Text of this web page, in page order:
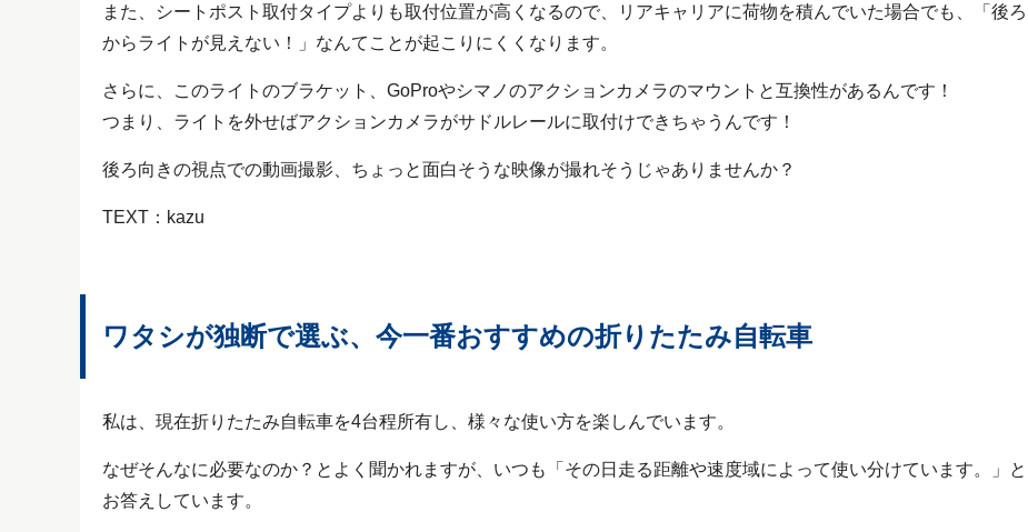
また、シートポスト取付タイプよりも取付位置が高くなるので、リアキャリアに荷物を積んでいた場合でも、「後ろ
からライトが見えない！」なんてことが起こりにくくなります。
さらに、このライトのブラケット、GoProやシマノのアクションカメラのマウントと互換性があるんです！
つまり、ライトを外せばアクションカメラがサドルレールに取付けできちゃうんです！
後ろ向きの視点での動画撮影、ちょっと面白そうな映像が撮れそうじゃありませんか？
TEXT：kazu
ワタシが独断で選ぶ、今一番おすすめの折りたたみ自転車
私は、現在折りたたみ自転車を4台程所有し、様々な使い方を楽しんでいます。
なぜそんなに必要なのか？とよく聞かれますが、いつも「その日走る距離や速度域によって使い分けています。」と
お答えしています。